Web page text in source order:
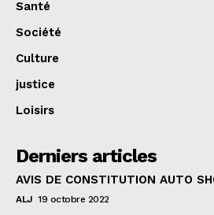
Santé
Société
Culture
justice
Loisirs
Derniers articles
AVIS DE CONSTITUTION AUTO
ALJ 19 octobre 2022